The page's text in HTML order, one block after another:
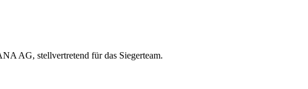
AG, stellvertretend für das Siegerteam.